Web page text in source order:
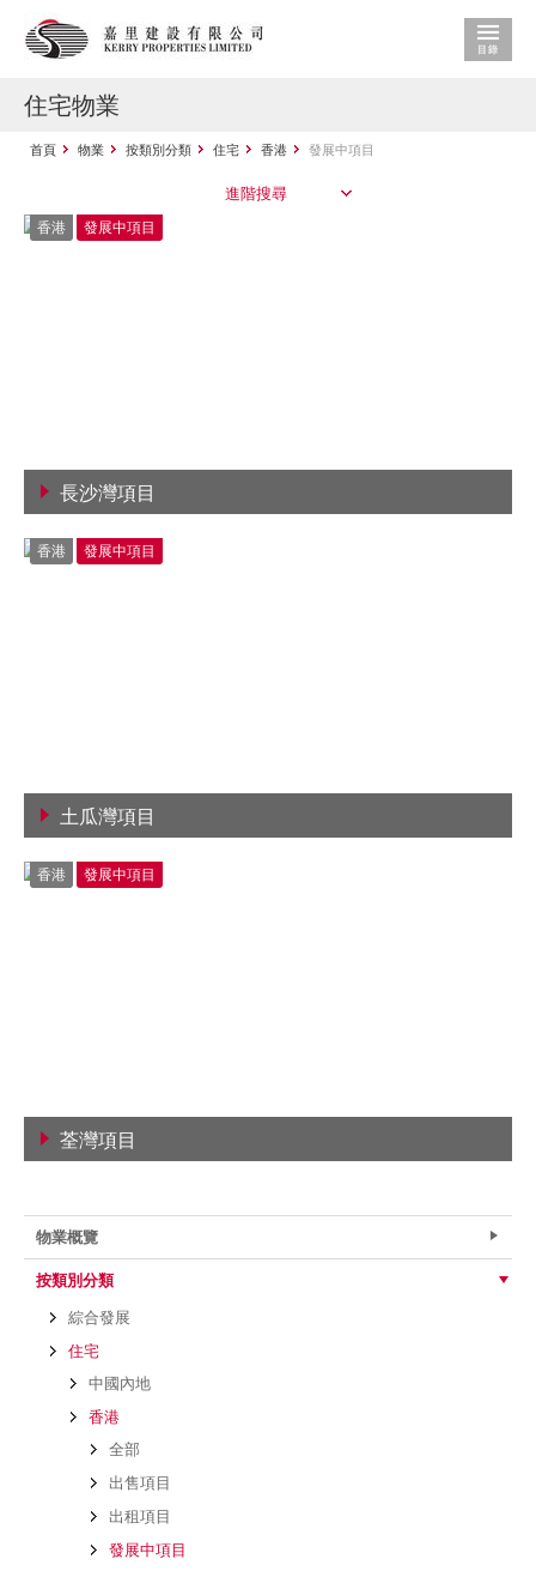
住宅物業
首頁 物業 按類別分類 住宅 香港 發展中項目
進階搜尋
香港 發展中項目
長沙灣項目
香港 發展中項目
土瓜灣項目
香港 發展中項目
荃灣項目
物業概覽
按類別分類
綜合發展
住宅
中國內地
香港
全部
出售項目
出租項目
發展中項目